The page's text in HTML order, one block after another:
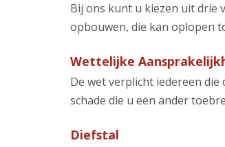
Bij ons kunt u kiezen uit drie
opbouwen, die kan oplopen
Wettelijke
De wet verplicht iedereen
schade die u een ander
Diefstal